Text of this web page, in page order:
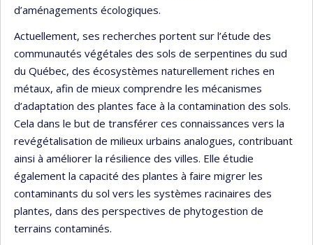
d’aménagements écologiques.
Actuellement, ses recherches portent sur l’étude des
communautés végétales des sols de serpentines du sud
du Québec, des écosystèmes naturellement riches en
métaux, afin de mieux comprendre les mécanismes
d’adaptation des plantes face à la contamination des sols.
Cela dans le but de transférer ces connaissances vers la
revégétalisation de milieux urbains analogues, contribuant
ainsi à améliorer la résilience des villes. Elle étudie
également la capacité des plantes à faire migrer les
contaminants du sol vers les systèmes racinaires des
plantes, dans des perspectives de phytogestion de
terrains contaminés.